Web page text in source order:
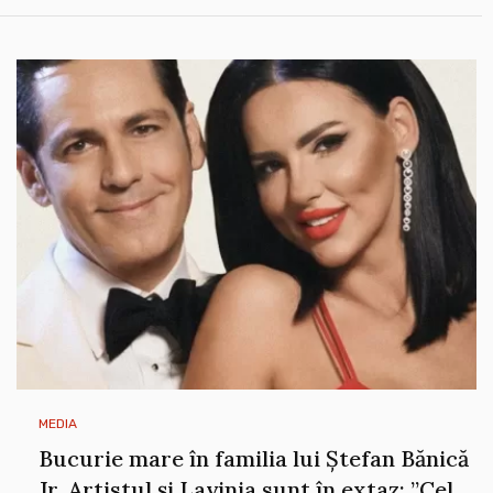
MEDIA
Bucurie mare în familia lui Ștefan Bănică